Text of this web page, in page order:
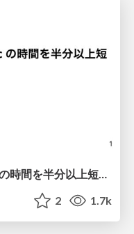
GitHub Actions による RSpec の時間を半分以上短縮した話
2 1.7k